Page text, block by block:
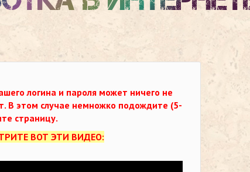
логина и пароля может ничего не
В этом случае немножко подождите (5-
страницу.
ВОТ ЭТИ ВИДЕО: